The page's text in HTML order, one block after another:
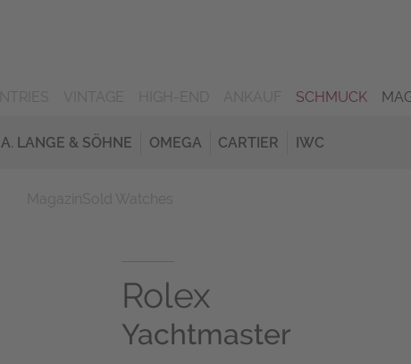
SCHMUCK
A. LANGE & SÖHNE OMEGA CARTIER IWC
Rolex
Yachtmaster